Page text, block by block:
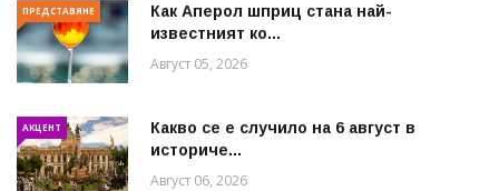
ПРЕДСТАВЯНЕ
Как Аперол шприц стана най-
известният ко...
Август 05, 2026
АКЦЕНТ
Какво се е случило на 6 август в
историче...
Август 06, 2026